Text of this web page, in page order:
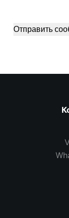
Отправить